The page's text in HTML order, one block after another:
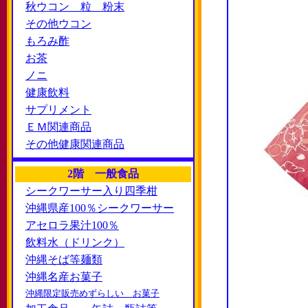
秋ウコン 粒 粉末
その他ウコン
もろみ酢
お茶
ノニ
健康飲料
サプリメント
ＥＭ関連商品
その他健康関連商品
2階 一般食品
シークワーサー入り四季柑
沖縄県産100％シークワーサー
アセロラ果汁100％
飲料水（ドリンク）
沖縄そば等麺類
沖縄名産お菓子
沖縄限定販売めずらしい お菓子